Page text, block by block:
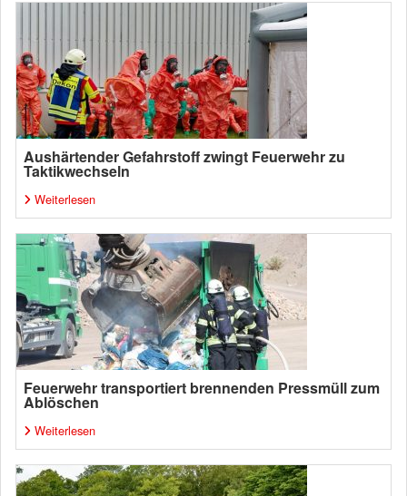
Aushärtender Gefahrstoff zwingt Feuerwehr zu
Taktikwechseln
Weiterlesen
Feuerwehr transportiert brennenden Pressmüll zum
Ablöschen
Weiterlesen